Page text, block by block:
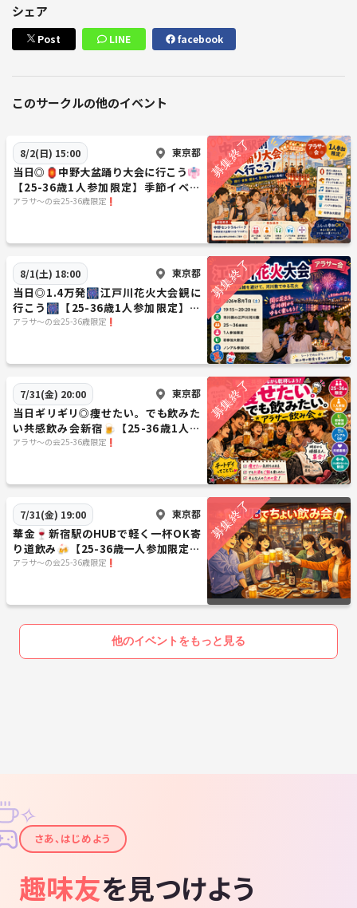
シェア
Post LINE facebook
このサークルの他のイベント
8/2(日) 15:00 東京都
当日◎🏮中野大盆踊り大会に行こう👘
【25-36歳1人参加限定】季節イベン
ト.あらさんぽ
アラサ〜の会25-36歳限定❗️
8/1(土) 18:00 東京都
当日◎1.4万発🎆江戸川花火大会観に
行こう🎆【25-36歳1人参加限定】途
中参加OK🙆‍♀️
アラサ〜の会25-36歳限定❗️
7/31(金) 20:00 東京都
当日ギリギリ◎痩せたい。でも飲みた
い共感飲み会新宿🍺【25-36歳1人参
加限定】途中参加退出OK🙆‍♀️早割🉐
アラサ〜の会25-36歳限定❗️
7/31(金) 19:00 東京都
華金🍷新宿駅のHUBで軽く一杯OK寄
り道飲み🍻【25-36歳一人参加限定】
途中参加退出ノンアルOK🙆‍♀️
アラサ〜の会25-36歳限定❗️
他のイベントをもっと見る
✦
✧
さあ、はじめよう
趣味友を見つけよう